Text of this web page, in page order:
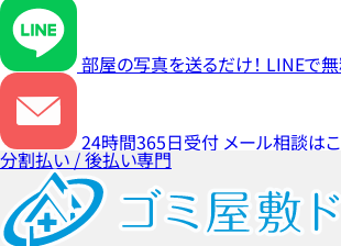
部屋の写真を送るだけ！ LINEで
24時間365日受付 メール相談は
分割払い / 後払い専門